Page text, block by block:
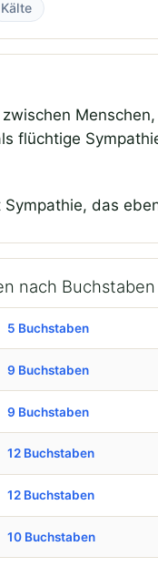
Kälte
flüchtige
das
nach Buchstaben
5 Buchstaben
9 Buchstaben
9 Buchstaben
12 Buchstaben
12 Buchstaben
10 Buchstaben